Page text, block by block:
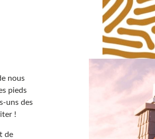
nous
pieds
uns des
!
de